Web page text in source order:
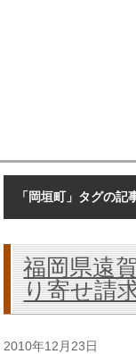
「岡垣町」タグの記
福岡県遠
り寄せ請
2010年12月23日